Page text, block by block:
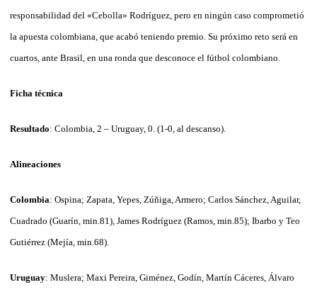
responsabilidad del «Cebolla» Rodríguez, pero en ningún caso comprometió
la apuesta colombiana, que acabó teniendo premio. Su próximo reto será en
cuartos, ante Brasil, en una ronda que desconoce el fútbol colombiano.
Ficha técnica
Resultado: Colombia, 2 – Uruguay, 0. (1-0, al descanso).
Alineaciones
Colombia: Ospina; Zapata, Yepes, Zúñiga, Armero; Carlos Sánchez, Aguilar,
Cuadrado (Guarín, min.81), James Rodríguez (Ramos, min.85); Ibarbo y Teo
Gutiérrez (Mejía, min.68).
Uruguay: Muslera; Maxi Pereira, Giménez, Godín, Martín Cáceres, Álvaro